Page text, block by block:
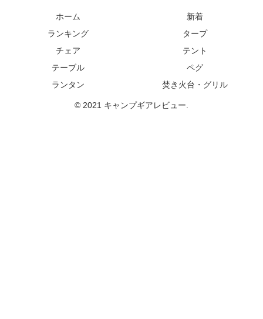
ホーム
新着
ランキング
タープ
チェア
テント
テーブル
ペグ
ランタン
焚き火台・グリル
© 2021 キャンプギアレビュー.